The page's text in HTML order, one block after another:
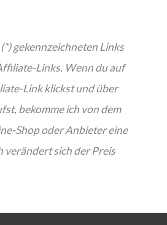
gekennzeichneten Links
Links. Wenn du auf
Link klickst und über
bekomme ich von dem
Shop oder Anbieter eine
verändert sich der Preis